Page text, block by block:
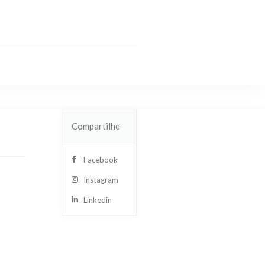
Compartilhe
Facebook
Instagram
Linkedin